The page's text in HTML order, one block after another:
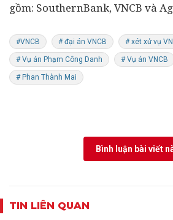
gồm: SouthernBank, VNCB và
#VNCB # đại án VNCB # xét xử vụ
# Vụ án Phạm Công Danh # Vụ án VNCB
# Phan Thành Mai
Bình luận bài viết
TIN LIÊN QUAN